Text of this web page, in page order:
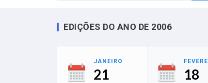
EDIÇÕES DO ANO DE 2006
JANEIRO
21 18